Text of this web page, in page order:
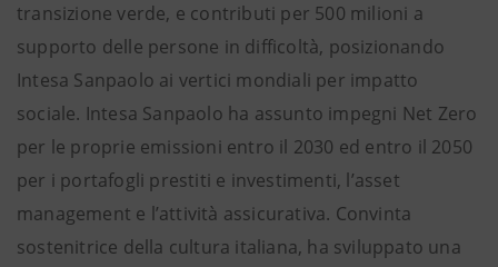
transizione verde, e contributi per 500 milioni a
supporto delle persone in difficoltà, posizionando
Intesa Sanpaolo ai vertici mondiali per impatto
sociale. Intesa Sanpaolo ha assunto impegni Net Zero
per le proprie emissioni entro il 2030 ed entro il 2050
per i portafogli prestiti e investimenti, l’asset
management e l’attività assicurativa. Convinta
sostenitrice della cultura italiana, ha sviluppato una